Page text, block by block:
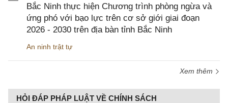
Bắc Ninh thực hiện Chương trình phòng ngừa và
ứng phó với bạo lực trên cơ sở giới giai đoạn
2026 - 2030 trên địa bàn tỉnh Bắc Ninh
An ninh trật tự
Xem thêm
HỎI ĐÁP PHÁP LUẬT VỀ CHÍNH SÁCH